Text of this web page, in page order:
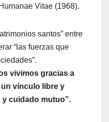
Vitae (1968).
santos” entre
“las fuerzas que
vivimos gracias a
un vínculo libre y
y cuidado mutuo”.